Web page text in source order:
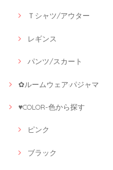
Ｔシャツ/アウター
レギンス
パンツ/スカート
✿ルームウェア·パジャマ
♥COLOR-色から探す
ピンク
ブラック